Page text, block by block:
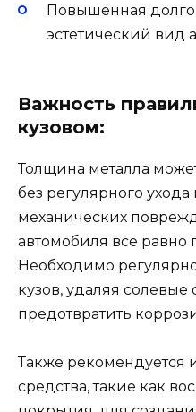
Повышенная
эстетический вид
Важность
кузовом:
Толщина металла
без регулярного
механических
автомобиля все равно
Необходимо
кузов, удаляя
предотвратить
Также рекомендуется
средства, такие как